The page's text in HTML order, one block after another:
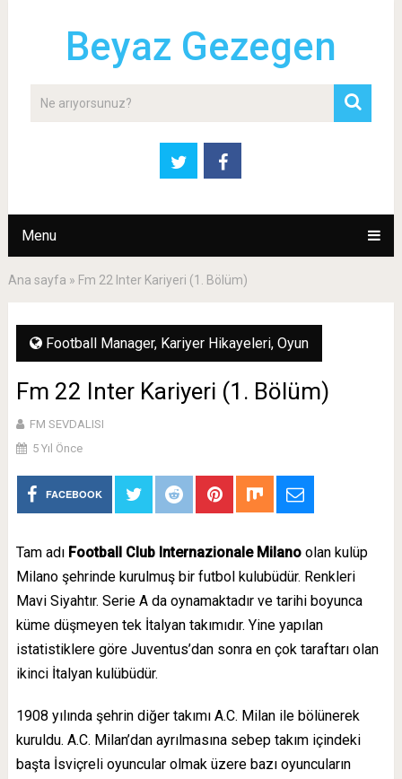
Beyaz Gezegen
Menu
Ana sayfa » Fm 22 Inter Kariyeri (1. Bölüm)
Football Manager, Kariyer Hikayeleri, Oyun
Fm 22 Inter Kariyeri (1. Bölüm)
FM SEVDALISI
5 Yıl Önce
FACEBOOK
Tam adı Football Club Internazionale Milanoolan kulüp
Milano şehrinde kurulmuş bir futbol kulubüdür. Renkleri
Mavi Siyahtır. Serie A da oynamaktadır ve tarihi boyunca
küme düşmeyen tek İtalyan takımıdır. Yine yapılan
istatistiklere göre Juventus’dan sonra en çok taraftarı olan
ikinci İtalyan kulübüdür.
1908 yılında şehrin diğer takımı A.C. Milan ile bölünerek
kuruldu. A.C. Milan’dan ayrılmasına sebep takım içindeki
başta İsviçreli oyuncular olmak üzere bazı oyuncuların